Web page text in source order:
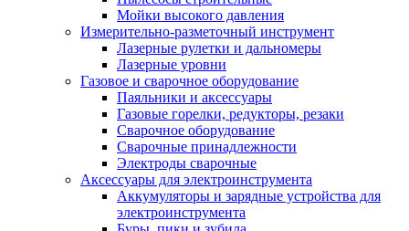
Мойки высокого давления
Измерительно-разметочный инструмент
Лазерные рулетки и дальномеры
Лазерные уровни
Газовое и сварочное оборудование
Паяльники и аксессуары
Газовые горелки, редукторы, резаки
Сварочное оборудование
Сварочные принадлежности
Электроды сварочные
Аксессуары для электроинструмента
Аккумуляторы и зарядные устройства для
электроинструмента